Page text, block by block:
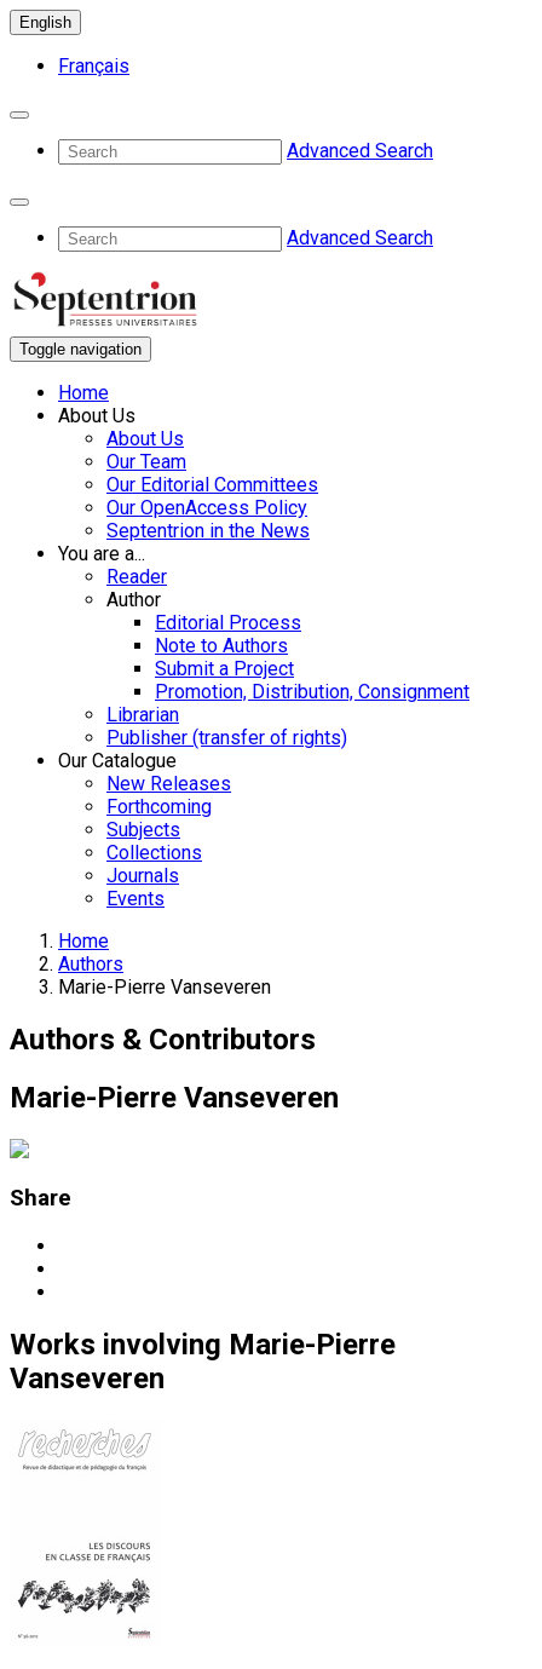
English
Français
Advanced Search
Advanced Search
Toggle navigation
Home
About Us
About Us
Our Team
Our Editorial Committees
Our OpenAccess Policy
Septentrion in the News
You are a...
Reader
Author
Editorial Process
Note to Authors
Submit a Project
Promotion, Distribution, Consignment
Librarian
Publisher (transfer of rights)
Our Catalogue
New Releases
Forthcoming
Subjects
Collections
Journals
Events
Home
Authors
Marie-Pierre Vanseveren
Authors & Contributors
Marie-Pierre Vanseveren
Share
Works involving Marie-Pierre
Vanseveren